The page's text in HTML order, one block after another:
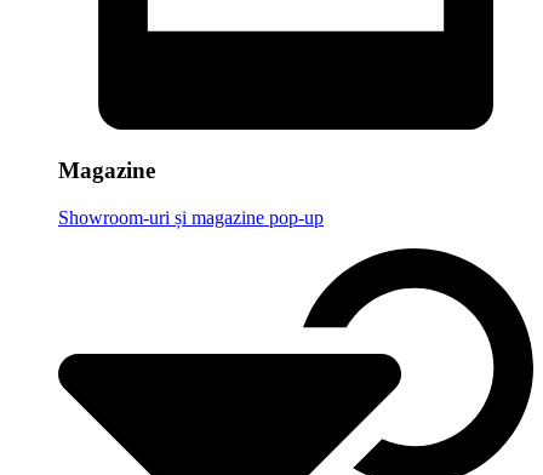
Magazine
Showroom-uri și magazine pop-up